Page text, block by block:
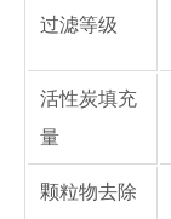
过滤等级
活性炭填充
量
颗粒物去除